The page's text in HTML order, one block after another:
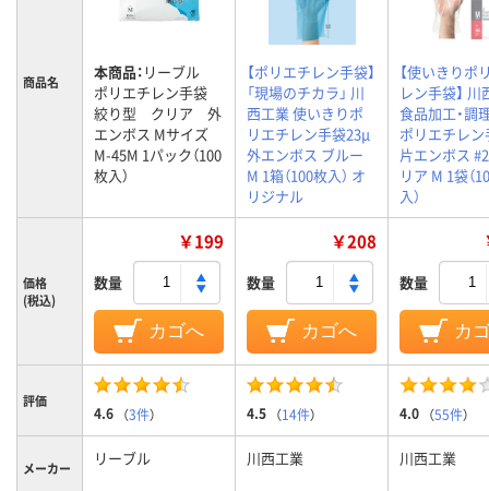
商品名 本商品： リーブル
ポリエチレン手袋
絞り型 クリア 外
エンボス Mサイズ
M-45M 1パック（100
枚入）
【ポリエチレン手袋】
「現場のチカラ」 川
西工業 使いきりポ
リエチレン手袋23μ
外エンボス ブルー
M 1箱（100枚入） オ
リジナル
【使いきりポ
レン手袋】 川
食品加工・調
ポリエチレン
片エンボス
リア M 1袋（
入）
価格
(税込)
￥199
数量
カゴへ
￥208
数量
カゴへ
数量
カ
評価
4.6 （3件） 4.5 （14件） 4.0 （55件）
メーカー リーブル 川西工業 川西工業